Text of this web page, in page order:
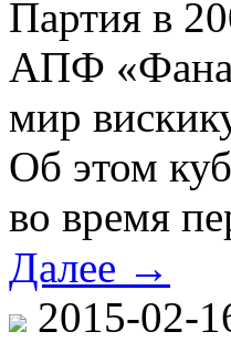
Партия в
АПФ
мир
Об этом
во время
Далее →
2015-02-